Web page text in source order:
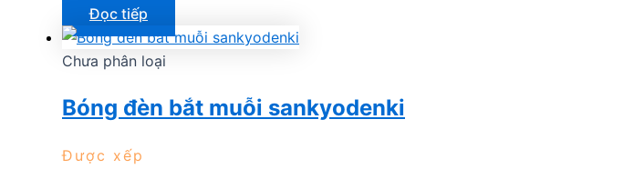
Đọc tiếp
Chưa phân loại
Bóng đèn bắt muỗi sankyodenki
Được xếp